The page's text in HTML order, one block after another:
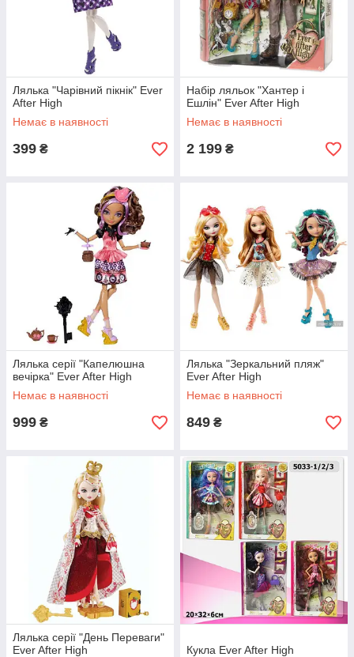
Лялька "Чарівний пікнік" Ever
After High
Немає в наявності
399 ₴
Набір ляльок "Хантер і
Ешлін" Ever After High
Немає в наявності
2 199 ₴
Лялька серії "Капелюшна
вечірка" Ever After High
Немає в наявності
999 ₴
Лялька "Зеркальний пляж"
Ever After High
Немає в наявності
849 ₴
Лялька серії "День Переваги"
Ever After High
Кукла Ever After High